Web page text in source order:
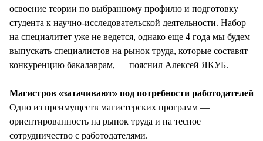
освоение теории по выбранному профилю и подготовку
студента к научно-исследовательской деятельности. Набор
на специалитет уже не ведется, однако еще 4 года мы будем
выпускать специалистов на рынок труда, которые составят
конкуренцию бакалаврам, — пояснил Алексей ЯКУБ.
Магистров «затачивают» под потребности работодателей
Одно из преимуществ магистерских программ —
ориентированность на рынок труда и на тесное
сотрудничество с работодателями.